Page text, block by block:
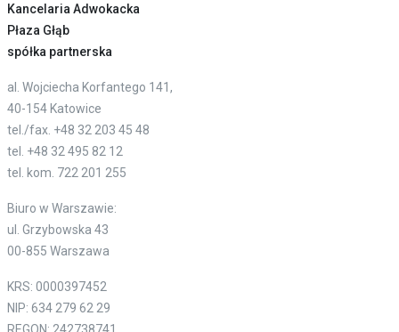
Kancelaria Adwokacka
Płaza Głąb
spółka partnerska
al. Wojciecha Korfantego 141,
40-154 Katowice
tel./fax. +48 32 203 45 48
tel. +48 32 495 82 12
tel. kom. 722 201 255
Biuro w Warszawie:
ul. Grzybowska 43
00-855 Warszawa
KRS: 0000397452
NIP: 634 279 62 29
REGON: 242738741